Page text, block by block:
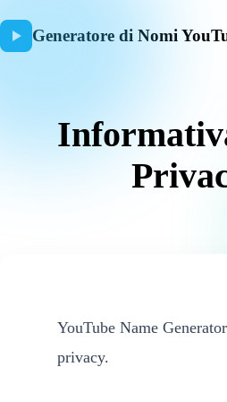
Generatore di Nomi
YouTube Name
privacy.